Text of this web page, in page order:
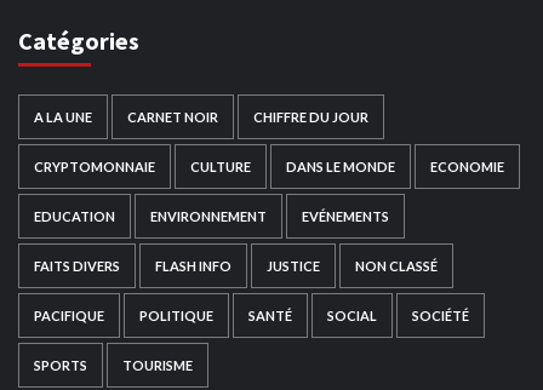
Catégories
A LA UNE CARNET NOIR CHIFFRE DU JOUR
CRYPTOMONNAIE CULTURE DANS LE MONDE ECONOMIE
EDUCATION ENVIRONNEMENT EVÉNEMENTS
FAITS DIVERS FLASH INFO JUSTICE NON CLASSÉ
PACIFIQUE POLITIQUE SANTÉ SOCIAL SOCIÉTÉ
SPORTS TOURISME